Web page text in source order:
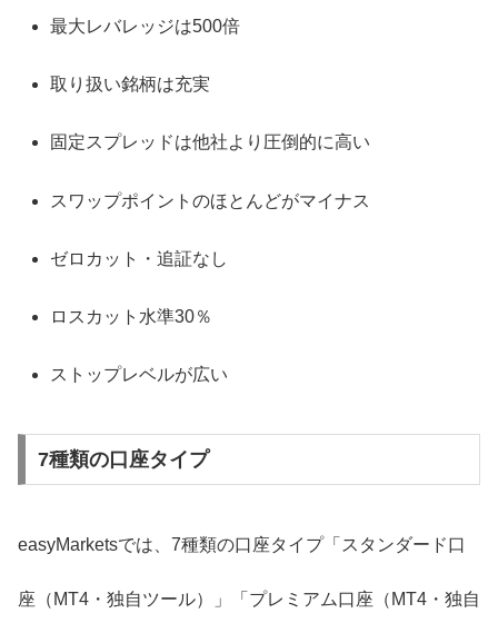
最大レバレッジは500倍
取り扱い銘柄は充実
固定スプレッドは他社より圧倒的に高い
スワップポイントのほとんどがマイナス
ゼロカット・追証なし
ロスカット水準30％
ストップレベルが広い
7種類の口座タイプ
easyMarketsでは、7種類の口座タイプ「スタンダード口
座（MT4・独自ツール）」「プレミアム口座（MT4・独自